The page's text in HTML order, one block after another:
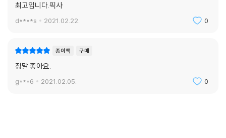
최고입니다.픽사
d****s 2021.02.22. 0
종이책 구매
정말 좋아요.
g***6 2021.02.05. 0